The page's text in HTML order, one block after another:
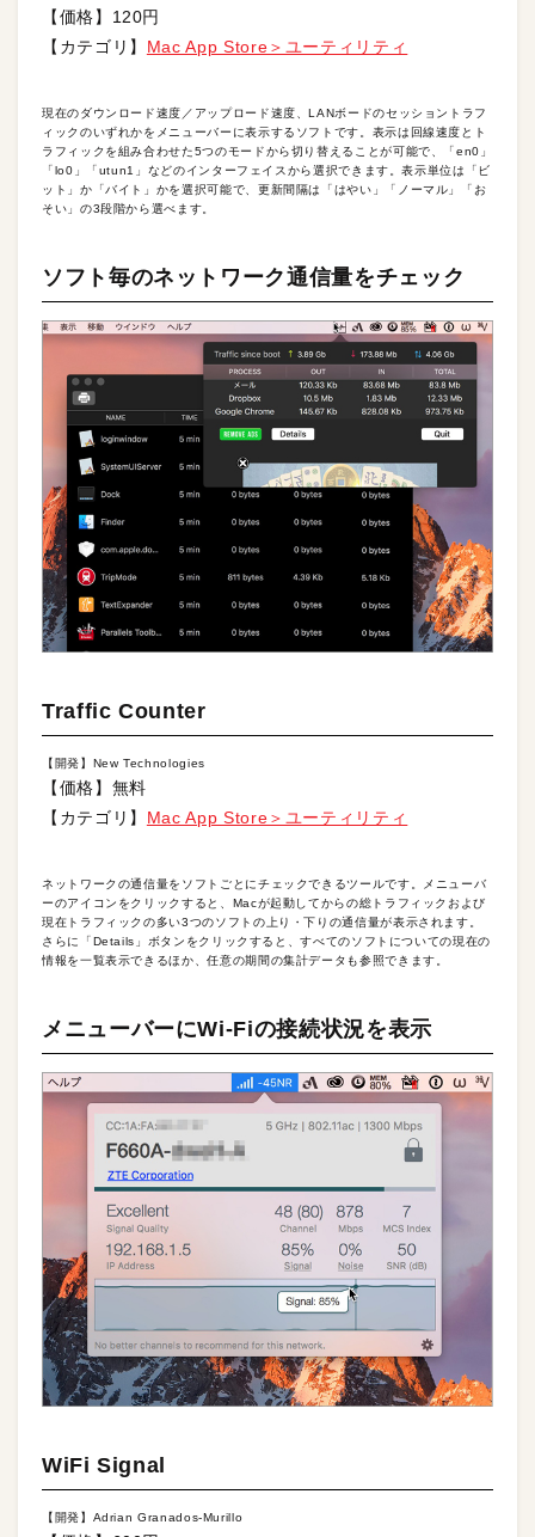
【価格】120円
【カテゴリ】 Mac App Store＞ユーティリティ
現在のダウンロード速度／アップロード速度、LANボードのセッショントラフ
ィックのいずれかをメニューバーに表示するソフトです。表示は回線速度とト
ラフィックを組み合わせた5つのモードから切り替えることが可能で、「en0」
「lo0」「utun1」などのインターフェイスから選択できます。表示単位は「ビ
ット」か「バイト」かを選択可能で、更新間隔は「はやい」「ノーマル」「お
そい」の3段階から選べます。
ソフト毎のネットワーク通信量をチェック
Traffic Counter
【開発】New Technologies
【価格】無料
【カテゴリ】 Mac App Store＞ユーティリティ
ネットワークの通信量をソフトごとにチェックできるツールです。メニューバ
ーのアイコンをクリックすると、Macが起動してからの総トラフィックおよび
現在トラフィックの多い3つのソフトの上り・下りの通信量が表示されます。
さらに「Details」ボタンをクリックすると、すべてのソフトについての現在の
情報を一覧表示できるほか、任意の期間の集計データも参照できます。
メニューバーにWi-Fiの接続状況を表示
WiFi Signal
【開発】Adrian Granados-Murillo